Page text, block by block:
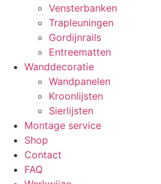
Vensterbanken
Trapleuningen
Gordijnrails
Entreematten
Wanddecoratie
Wandpanelen
Kroonlijsten
Sierlijsten
Montage service
Shop
Contact
FAQ